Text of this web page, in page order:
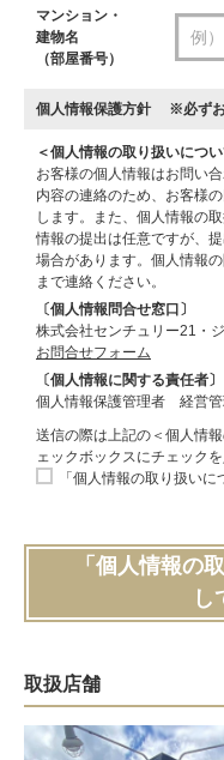
マンション・
建物名
（部屋番号）
個人情報保護方針 ※必ず
＜個人情報の取り扱いにつ
お客様の個人情報はお問い
内容の連絡のため、お客様
します。また、個人情報の
情報の提出は任意ですが、
場合があります。個人情報
まで連絡ください。
〔個人情報問合せ窓口〕
株式会社センチュリー21・
お問合せフォーム
〔個人情報に関する責任者〕
個人情報保護管理者 経営管
送信の際は上記の＜個人情
ェックボックスにチェックを
「個人情報の取り扱いに
「個人情報の
し
取扱店舗